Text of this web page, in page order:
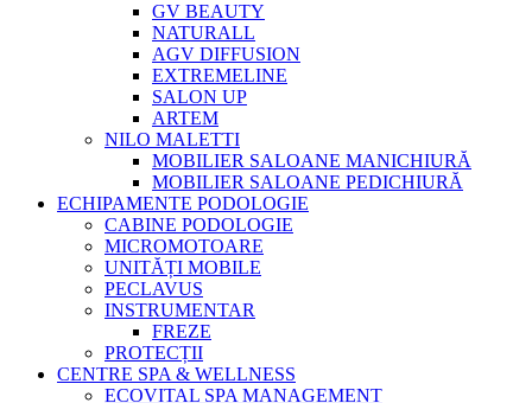
GV BEAUTY
NATURALL
AGV DIFFUSION
EXTREMELINE
SALON UP
ARTEM
NILO MALETTI
MOBILIER SALOANE MANICHIURĂ
MOBILIER SALOANE PEDICHIURĂ
ECHIPAMENTE PODOLOGIE
CABINE PODOLOGIE
MICROMOTOARE
UNITĂȚI MOBILE
PECLAVUS
INSTRUMENTAR
FREZE
PROTECȚII
CENTRE SPA & WELLNESS
ECOVITAL SPA MANAGEMENT